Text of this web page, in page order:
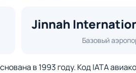
Jinnah
Базовый
в 1993 году. Код IATA